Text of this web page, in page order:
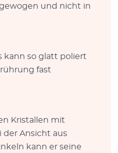
und nicht in
kann so glatt poliert
fast
Kristallen mit
der Ansicht aus
kann er seine